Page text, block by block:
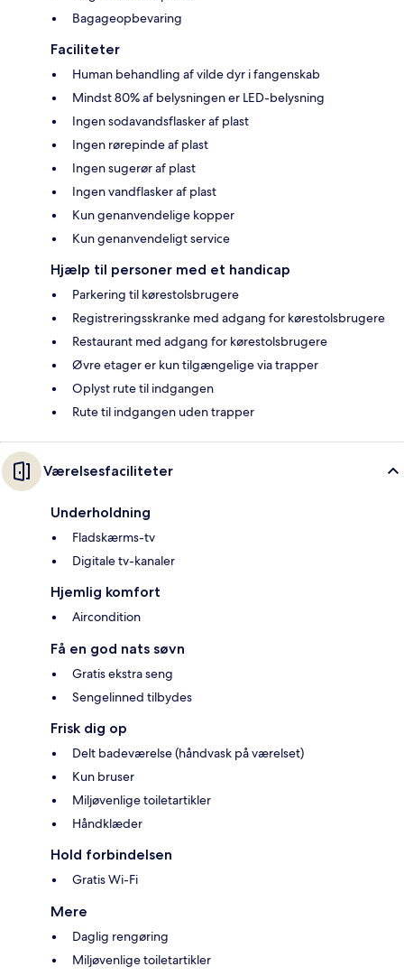
Bagageopbevaring
Faciliteter
Human behandling af vilde dyr i fangenskab
Mindst 80% af belysningen er LED-belysning
Ingen sodavandsflasker af plast
Ingen rørepinde af plast
Ingen sugerør af plast
Ingen vandflasker af plast
Kun genanvendelige kopper
Kun genanvendeligt service
Hjælp til personer med et handicap
Parkering til kørestolsbrugere
Registreringsskranke med adgang for kørestolsbrugere
Restaurant med adgang for kørestolsbrugere
Øvre etager er kun tilgængelige via trapper
Oplyst rute til indgangen
Rute til indgangen uden trapper
Værelsesfaciliteter
Underholdning
Fladskærms-tv
Digitale tv-kanaler
Hjemlig komfort
Aircondition
Få en god nats søvn
Gratis ekstra seng
Sengelinned tilbydes
Frisk dig op
Delt badeværelse (håndvask på værelset)
Kun bruser
Miljøvenlige toiletartikler
Håndklæder
Hold forbindelsen
Gratis Wi-Fi
Mere
Daglig rengøring
Miljøvenlige toiletartikler